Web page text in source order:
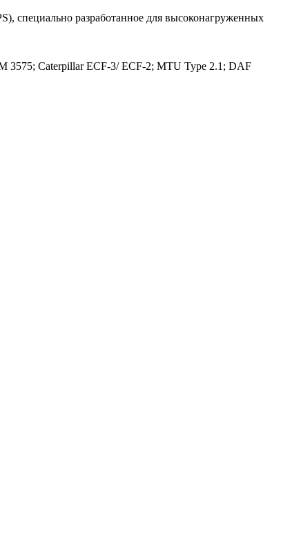
специально разработанное для высоконагруженных
3575; Caterpillar ECF-3/ ECF-2; MTU Type 2.1; DAF